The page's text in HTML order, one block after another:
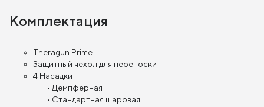
Комплектация
Theragun Prime
Защитный чехол для переноски
4 Насадки
• Демпферная
• Стандартная шаровая